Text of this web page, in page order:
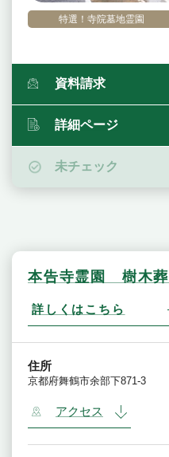
特選！寺院墓地霊園
資料請求
詳細ページ
未チェック
本告寺霊園 樹木葬
詳しくはこちら
住所
京都府舞鶴市余部下871-3
アクセス